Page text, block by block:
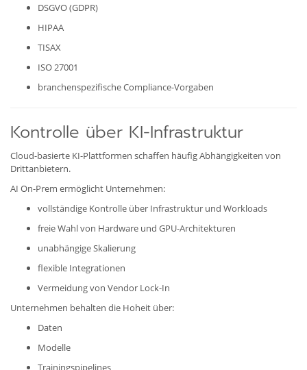
DSGVO (GDPR)
HIPAA
TISAX
ISO 27001
branchenspezifische Compliance-Vorgaben
Kontrolle über KI-Infrastruktur
Cloud-basierte KI-Plattformen schaffen häufig Abhängigkeiten von
Drittanbietern.
AI On-Prem ermöglicht Unternehmen:
vollständige Kontrolle über Infrastruktur und Workloads
freie Wahl von Hardware und GPU-Architekturen
unabhängige Skalierung
flexible Integrationen
Vermeidung von Vendor Lock-In
Unternehmen behalten die Hoheit über:
Daten
Modelle
Trainingspipelines